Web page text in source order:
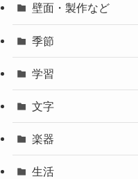
壁面・製作など
季節
学習
文字
楽器
生活